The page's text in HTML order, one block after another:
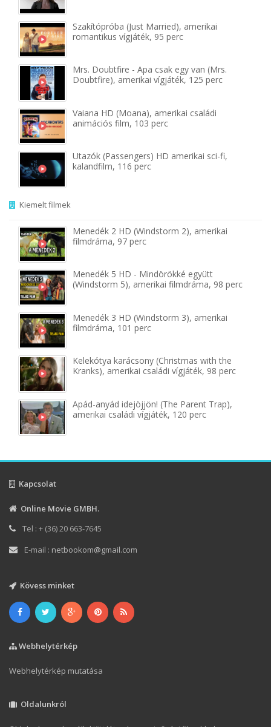
Szakítópróba (Just Married), amerikai
romantikus vígjáték, 95 perc
Mrs. Doubtfire - Apa csak egy van (Mrs.
Doubtfire), amerikai vígjáték, 125 perc
Vaiana HD (Moana), amerikai családi
animációs film, 103 perc
Utazók (Passengers) HD amerikai sci-fi,
kalandfilm, 116 perc
Kiemelt filmek
Menedék 2 HD (Windstorm 2), amerikai
filmdráma, 97 perc
Menedék 5 HD - Mindörökké együtt
(Windstorm 5), amerikai filmdráma, 98 perc
Menedék 3 HD (Windstorm 3), amerikai
filmdráma, 101 perc
Kelekótya karácsony (Christmas with the
Kranks), amerikai családi vígjáték, 98 perc
Apád-anyád idejöjjön! (The Parent Trap),
amerikai családi vígjáték, 120 perc
Kapcsolat
Online Movie GMBH.
Tel : + (36) 20 663-7645
E-mail : netbookom@gmail.com
Kövess minket
Webhelytérkép
Webhelytérkép mutatása
Oldalunkról